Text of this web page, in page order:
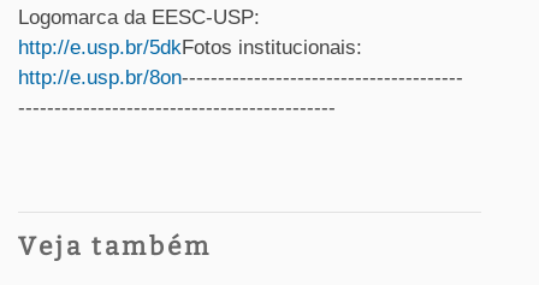
Logomarca da EESC-USP:
http://e.usp.br/5dkFotos institucionais:
http://e.usp.br/8on---------------------------------------
--------------------------------------------
Veja também